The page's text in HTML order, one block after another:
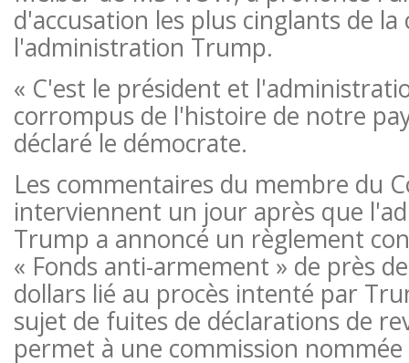
d'accusation les plus cinglants de
l'administration Trump.
« C'est le président et
corrompus de l'histoire de notre
déclaré le démocrate.
Les commentaires du membre du
interviennent un jour après que
Trump a annoncé un règlement
« Fonds anti-armement » de près
dollars lié au procès intenté par
sujet de fuites de déclarations de
permet à une commission nommée